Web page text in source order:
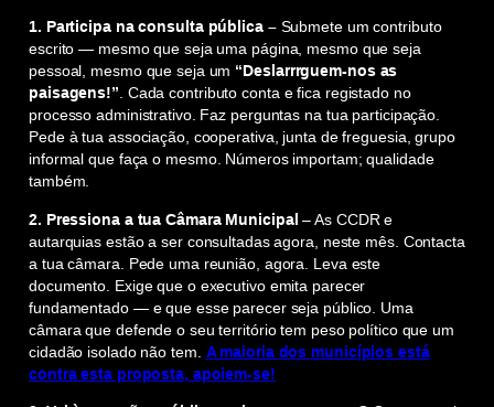
1. Participa na consulta pública –Submete um contributo
escrito — mesmo que seja uma página, mesmo que seja
pessoal, mesmo que seja um “Deslarrrguem-nos as
paisagens!” . Cada contributo conta e fica registado no
processo administrativo. Faz perguntas na tua participação.
Pede à tua associação, cooperativa, junta de freguesia, grupo
informal que faça o mesmo. Números importam; qualidade
também.
2. Pressiona a tua Câmara Municipal– As CCDR e
autarquias estão a ser consultadas agora, neste mês. Contacta
a tua câmara. Pede uma reunião, agora. Leva este
documento. Exige que o executivo emita parecer
fundamentado — e que esse parecer seja público. Uma
câmara que defende o seu território tem peso político que um
cidadão isolado não tem. A maioria dos municípios está
contra esta proposta, apoiem-se!